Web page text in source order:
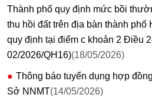
Thành phố quy định mức bồi
thu hồi đất trên địa bàn thành phố
quy định tại điểm c khoản 2 Điều
02/2026/QH16)(18/05/2026)
Thông báo tuyển dụng hợp
Sở NNMT(14/05/2026)